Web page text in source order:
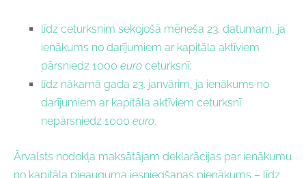
līdz ceturksnim sekojošā mēneša 23. datumam, ja
ienākums no darījumiem ar kapitāla aktīviem
pārsniedz 1000 euro ceturksnī;
līdz nākamā gada 23. janvārim, ja ienākums no
darījumiem ar kapitāla aktīviem ceturksnī
nepārsniedz 1000 euro.
Ārvalsts nodokļa maksātājam deklarācijas par ienākumu
no kapitāla pieauguma iesniegšanas pienākums – līdz